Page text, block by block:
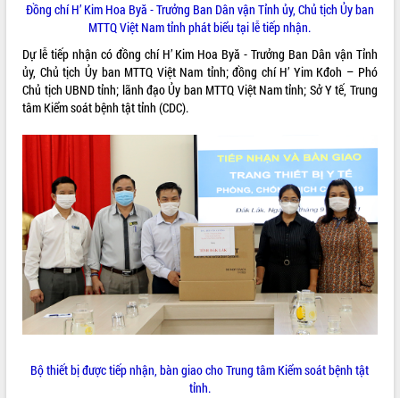
Loading the player...
Đồng chí H’ Kim Hoa Byă - Trưởng Ban Dân vận Tỉnh ủy, Chủ tịch Ủy ban
MTTQ Việt Nam tỉnh phát biểu tại lễ tiếp nhận.
Dự lễ tiếp nhận có đồng chí H’ Kim Hoa Byă - Trưởng Ban Dân vận Tỉnh
ủy, Chủ tịch Ủy ban MTTQ Việt Nam tỉnh; đồng chí H’ Yim Kđoh – Phó
Chủ tịch UBND tỉnh; lãnh đạo Ủy ban MTTQ Việt Nam tỉnh; Sở Y tế, Trung
tâm Kiểm soát bệnh tật tỉnh (CDC).
Bộ thiết bị được tiếp nhận, bàn giao cho Trung tâm Kiểm soát bệnh tật
tỉnh.